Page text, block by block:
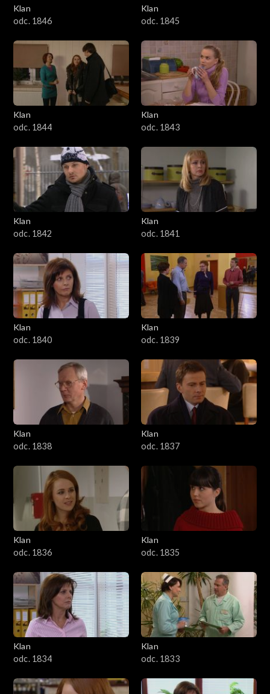
Klan
odc. 1846
Klan
odc. 1845
Klan
odc. 1844
Klan
odc. 1843
Klan
odc. 1842
Klan
odc. 1841
Klan
odc. 1840
Klan
odc. 1839
Klan
odc. 1838
Klan
odc. 1837
Klan
odc. 1836
Klan
odc. 1835
Klan
odc. 1834
Klan
odc. 1833